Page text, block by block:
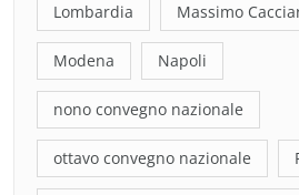
Lombardia Massimo
Modena Napoli
nono convegno nazionale
ottavo convegno nazionale